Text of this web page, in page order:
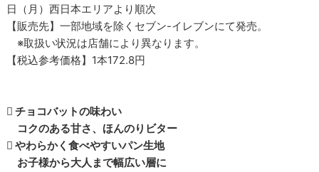
日（月）西日本エリアより順次
【販売先】一部地域を除くセブン-イレブンにて発売。
※取扱い状況は店舗により異なります。
【税込参考価格】1本172.8円
 チョコバットの味わい
コクのある甘さ、ほんのりビター
 やわらかく食べやすいパン生地
お子様から大人まで幅広い層に